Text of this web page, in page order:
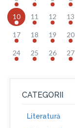
10 11 12 13
17 18 19 20
24 25 26 27
CATEGORII
Literatură